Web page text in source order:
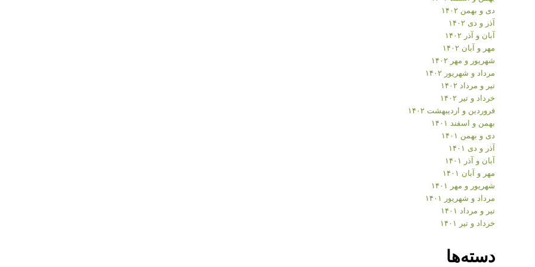
دی و بهمن ۱۴۰۲
آذر و دی ۱۴۰۲
آبان و آذر ۱۴۰۲
مهر و آبان ۱۴۰۲
شهریور و مهر ۱۴۰۲
مرداد و شهریور ۱۴۰۲
تیر و مرداد ۱۴۰۲
خرداد و تیر ۱۴۰۲
فروردین و اردیبهشت ۱۴۰۲
بهمن و اسفند ۱۴۰۱
دی و بهمن ۱۴۰۱
آذر و دی ۱۴۰۱
آبان و آذر ۱۴۰۱
مهر و آبان ۱۴۰۱
شهریور و مهر ۱۴۰۱
مرداد و شهریور ۱۴۰۱
تیر و مرداد ۱۴۰۱
خرداد و تیر ۱۴۰۱
دسته‌ها